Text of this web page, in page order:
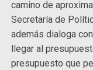
camino de
Secretaría de
además dialoga
llegar al
presupuesto que